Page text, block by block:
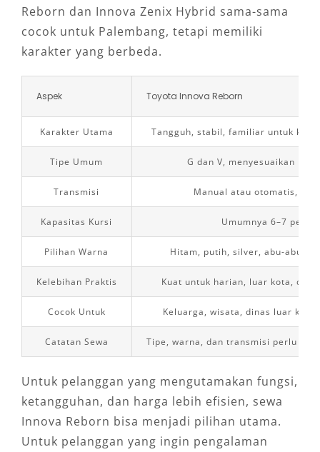
Reborn dan Innova Zenix Hybrid sama-sama
cocok untuk Palembang, tetapi memiliki
karakter yang berbeda.
Aspek Toyota Innova Reborn
Karakter Utama Tangguh, stabil, familiar untuk
Tipe Umum G dan V, menyesuaikan
Transmisi Manual atau otomatis,
Kapasitas Kursi Umumnya 6–7
Pilihan Warna Hitam, putih, silver, abu-abu,
Kelebihan Praktis Kuat untuk harian, luar kota, dan
Cocok Untuk Keluarga, wisata, dinas luar
Catatan Sewa Tipe, warna, dan transmisi perlu
Untuk pelanggan yang mengutamakan fungsi,
ketangguhan, dan harga lebih efisien, sewa
Innova Reborn bisa menjadi pilihan utama.
Untuk pelanggan yang ingin pengalaman